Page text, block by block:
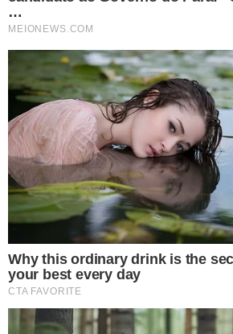
TÓPICOS
GRUPO OLX MERCADO IMOBILIÁRIO
EVENTOS
IMÓVEIS
VER
VEJA TAMBÉM
68 MANDADOS